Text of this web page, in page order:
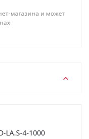
магазина и может
4-1000